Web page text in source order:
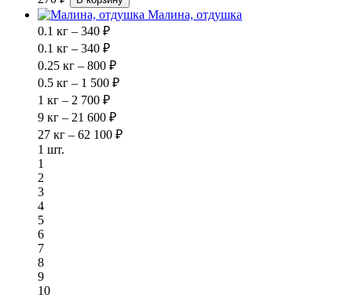
Малина, отдушка
0.1 кг – 340 ₽
0.1 кг – 340 ₽
0.25 кг – 800 ₽
0.5 кг – 1 500 ₽
1 кг – 2 700 ₽
9 кг – 21 600 ₽
27 кг – 62 100 ₽
1 шт.
1
2
3
4
5
6
7
8
9
10